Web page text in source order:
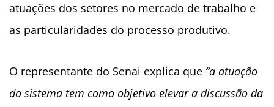
atuações dos setores no mercado de trabalho e
as particularidades do processo produtivo.
O representante do Senai explica que “a atuação
do sistema tem como objetivo elevar a discussão da